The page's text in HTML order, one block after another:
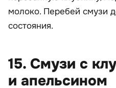
молоко. Перебей смузи
состояния.
15. Смузи с
и апельсином